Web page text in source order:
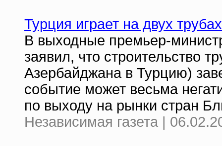
Турция играет на двух трубах
В выходные премьер-
заявил, что строительство
Азербайджана в Турцию)
событие может весьма
по выходу на рынки стран
Независимая газета |